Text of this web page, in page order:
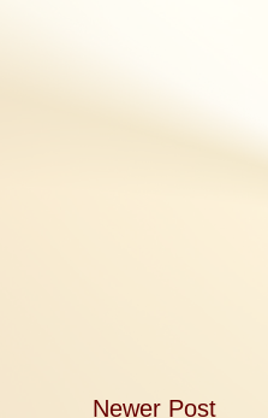
Newer Post